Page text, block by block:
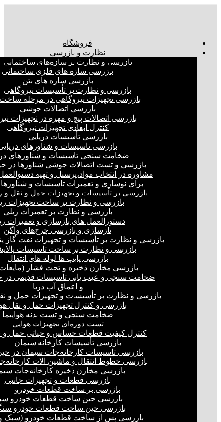
فروشگاه
نظارت و بازرسی
بازرسی و نظارت بر سازه‌های ساختمانی
بازرسی سازه های فلزی ساختمانی
بازرسی سازه های بتن
بازرسی و نظارت بر تأسیسات نیروگاهی
بازرسی تجهیزات نیروگاهی در مرحله
بازرسی اتصالات جوشی
بازرسی اتصالات پیچ و مهره در تجهیزات
کنترل ابعادی تجهیزات نیروگاهی
بازرسی تأسیسات دریایی
بازرسی تاسیسات و شناورهای
ضخامت سنجی تاسیسات و شناورهای
بازرسی و تست اتصالات جوشی شناورها در
مشاوره در انتخاب مواد،پرسنل و تهیه
برای نوسازی و تعمیرات تاسیسات و
بازرسی بر تأسیسات و تجهیزات حمل و نقل و
بازرسی و نظارت بر ساخت تجهیزات
بازرسی و نظارت بر تعمیرات ریلی
دستورالعمل های بازسازی و تعمیرات
بازسازی و بازرسی چرخ‌های واگن
بازرسی و نظارت بر تأسیسات و تجهیزات نفت گاز
بازرسی و نظارت بر ساخت تاسیسات
بازرسی پایپ ها لوله های انتقال
بازرسی مخازن ذخیره و تحت فشار
ضخامت سنجی و عیب یابی تاسیسات قدیمی در
و اعماق آب دریا
بازرسی و نظارت بر تأسیسات و تجهیزات حمل و
بازرسی و کنترل تجهیزات حمل و نقل
ضخامت سنجی و تست بدنه هواپیما
تست دوره‌ای تجهیزات هوایی
کنترل کیفیت قطعات حساس و حیاتی حمل و
بازرسی تأسیسات کارخانه سیمان
بازرسی تاسیسات کارخانه‌جات سیمان در
بازرسی خطوط انتقال و ماشین الات
بازرسی مخازن ذخیره کارخانه‌جات
بازرسی قطعات و تجهیزات جانبی
بازرسی بر ساخت قطعات خودرو
بازرسی حین ساخت قطعات خودرو
بازرسی حین ساخت قطعات خودرو
بازرسی پس از ساخت قطعات خودرو (سبک